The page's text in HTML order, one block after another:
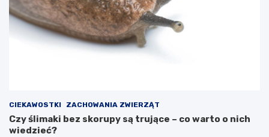
CIEKAWOSTKI ZACHOWANIA ZWIERZĄT
Czy ślimaki bez skorupy są trujące – co warto o nich
wiedzieć?